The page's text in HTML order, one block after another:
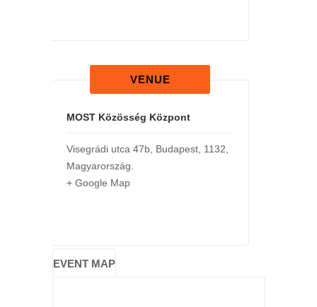
VENUE
MOST Közösség Központ
Visegrádi utca 47b, Budapest, 1132
Magyarország
+ Google Map
EVENT MAP